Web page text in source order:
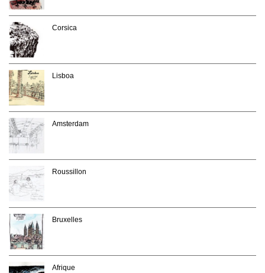
Corsica
Lisboa
Amsterdam
Roussillon
Bruxelles
Afrique